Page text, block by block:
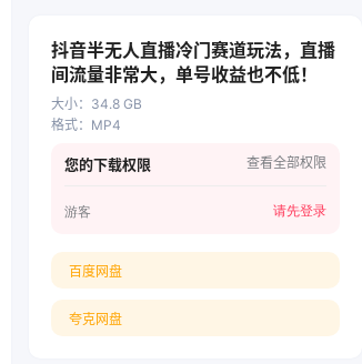
抖音半无人直播冷门赛道玩法，直播
间流量非常大，单号收益也不低！
大小： 34.8 GB
格式： MP4
您的下载权限 查看全部权限
游客 请先登录
百度网盘
夸克网盘